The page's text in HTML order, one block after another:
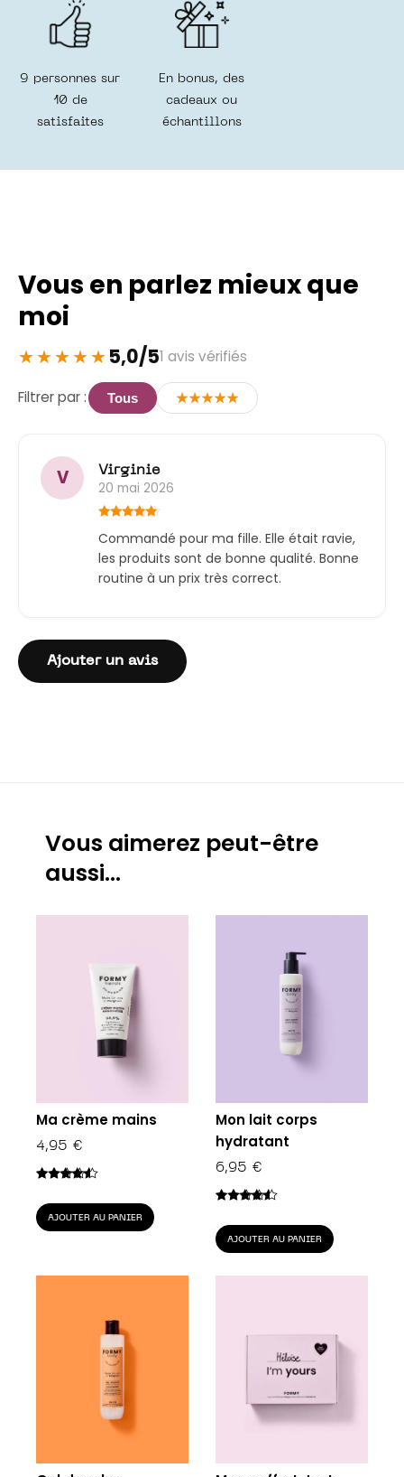
secrétaires, retour de congé de
maternité, … En entreprise aussi les
occasions de faire plaisir ne
manquent pas. Mes coffrets cadeau
cosmétiques naturels font des
heureux ! Vous voulez remercier vos
9 personnes sur
10 de
satisfaites
En bonus, des
cadeaux ou
échantillons
Vous en parlez mieux que
moi
5,0/51 avis vérifiés
Filtrer par : Tous ★★★★★
V
5
Virginie
20 mai 2026
Commandé pour ma fille. Elle était ravie,
les produits sont de bonne qualité. Bonne
routine à un prix très correct.
Ajouter un avis
Vous aimerez peut-être
aussi…
Ma crème mains
4,95 €
sur 5
AJOUTER AU PANIER
Mon lait corps
hydratant
6,95 €
sur 5
AJOUTER AU PANIER